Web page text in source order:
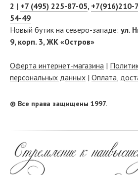
2 | +7 (495) 225-87-05, +7(916)210-
54-49
Новый бутик на северо-западе: ул.
9, корп. 3, ЖК «Остров»
Оферта интернет-магазина |
персональных данных | Оплата,
© Все права защищены 1997.